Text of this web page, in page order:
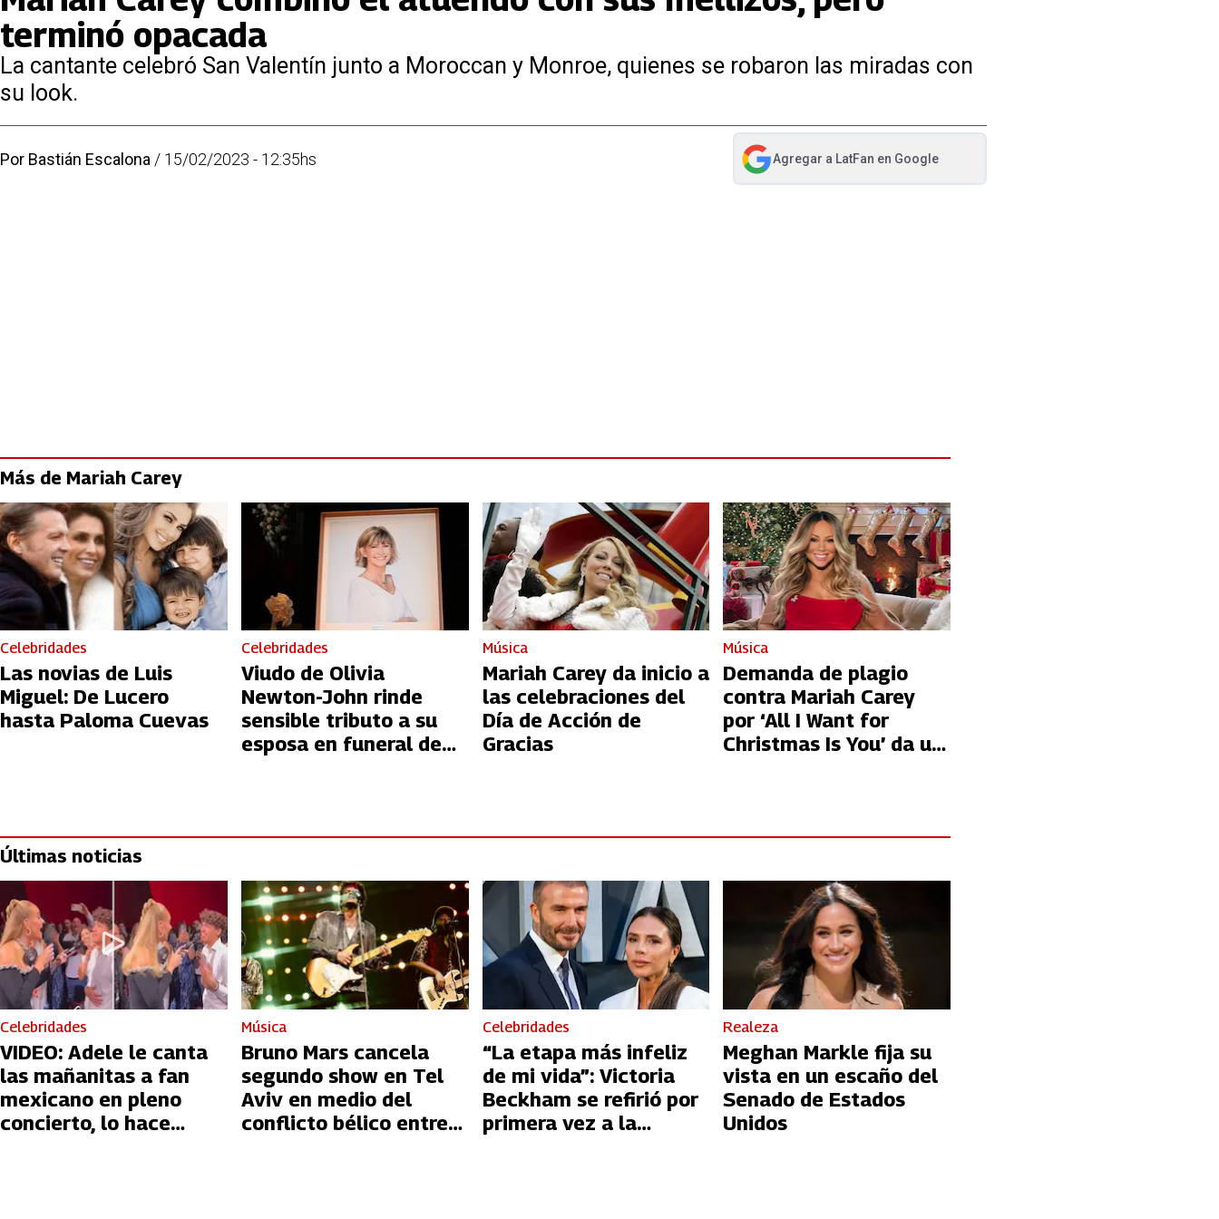
terminó opacada
La cantante celebró San Valentín junto a Moroccan y Monroe, quienes se robaron las miradas con
su look.
Por Bastián Escalona / 15/02/2023 - 12:35hs Agregar a LatFan en Google
abre en nueva pestaña
Más de Mariah Carey
Celebridades
Las novias de Luis
Miguel: De Lucero
hasta Paloma Cuevas
Celebridades
Viudo de Olivia
Newton-John rinde
sensible tributo a su
esposa en funeral de
Música
Mariah Carey da inicio a
las celebraciones del
Día de Acción de
Gracias
Música
Demanda de plagio
contra Mariah Carey
por ‘All I Want for
Christmas Is You’ da un
Últimas noticias
Celebridades
VIDEO: Adele le canta
las mañanitas a fan
mexicano en pleno
concierto, lo hace
Música
Bruno Mars cancela
segundo show en Tel
Aviv en medio del
conflicto bélico entre
Celebridades
“La etapa más infeliz
de mi vida”: Victoria
Beckham se refirió por
primera vez a la
Realeza
Meghan Markle fija su
vista en un escaño del
Senado de Estados
Unidos